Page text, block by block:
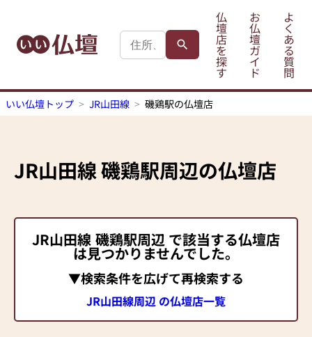
仏
壇
店
を
探
す
お
仏
壇
ガ
イ
ド
よ
く
あ
る
質
問
いい仏壇トップ JR山田線 磯鶏駅の仏壇店
JR山田線磯鶏駅周辺の仏壇店
JR山田線 磯鶏駅周辺 で該当する仏壇店
は見つかりませんでした。
▼検索条件を広げて再検索する
JR山田線周辺 の仏壇店一覧